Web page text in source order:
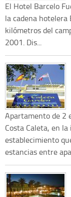
El Hotel Barcelo
la cadena hotelera
kilómetros del
2001. Dis...
Apartamento de 2
Costa Caleta, en
establecimiento
estancias entre